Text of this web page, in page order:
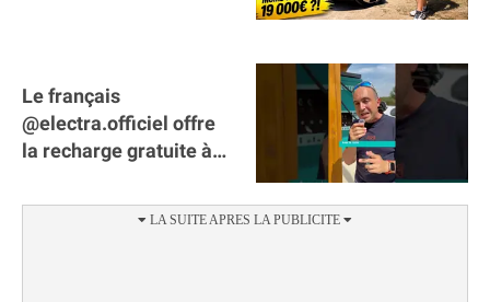
Le français
@electra.officiel offre
la recharge gratuite à
électriques de Gironde